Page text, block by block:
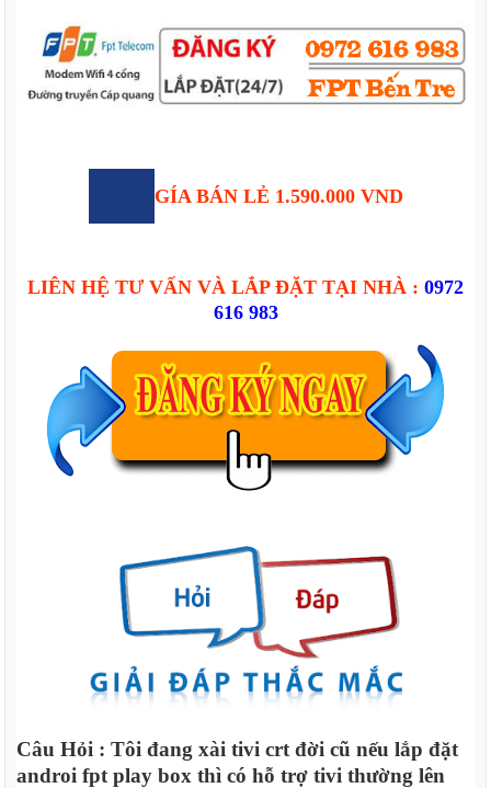
GÍA BÁN LẺ 1.590.000 VND
LIÊN HỆ TƯ VẤN VÀ LẮP ĐẶT TẠI NHÀ : 0972
616 983
Câu Hỏi : Tôi đang xài tivi crt đời cũ nếu lắp đặt
androi fpt play box thì có hỗ trợ tivi thường lên